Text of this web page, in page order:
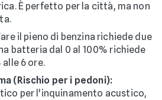
È perfetto per la città, ma non
il pieno di benzina richiede due
batteria dal 0 al 100% richiede
6 ore.
(Rischio per i pedoni):
per l'inquinamento acustico,